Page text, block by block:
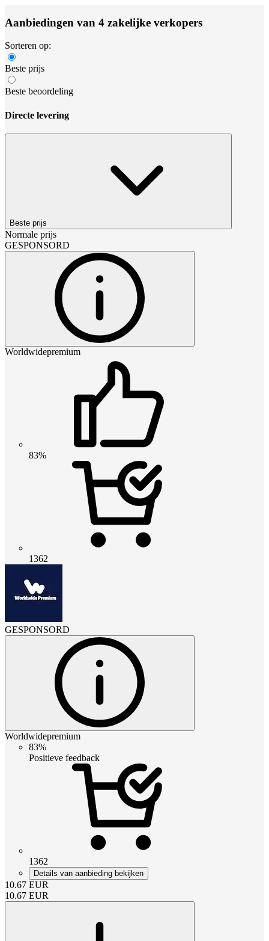
Aanbiedingen van 4 zakelijke verkopers
Sorteren op:
Beste prijs
Beste beoordeling
Directe levering
Beste prijs
Normale prijs
GESPONSORD
Worldwidepremium
83%
1362
GESPONSORD
Worldwidepremium
83%
Positieve feedback
1362
Details van aanbieding bekijken
10.67 EUR
10.67 EUR